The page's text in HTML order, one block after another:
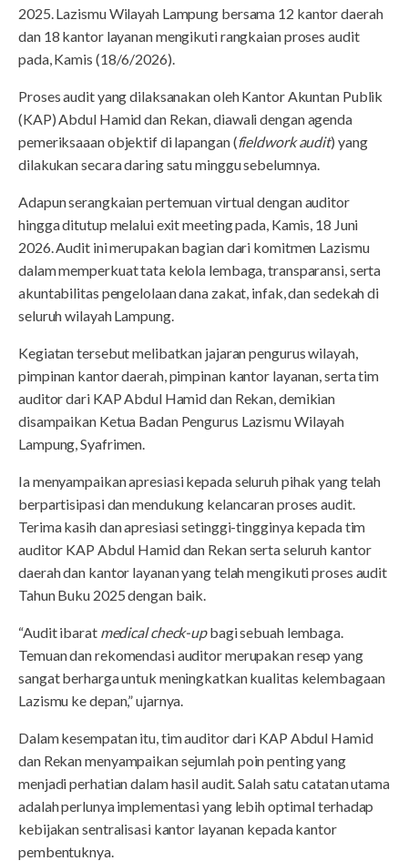
2025. Lazismu Wilayah Lampung bersama 12 kantor daerah
dan 18 kantor layanan mengikuti rangkaian proses audit
pada, Kamis (18/6/2026).
Proses audit yang dilaksanakan oleh Kantor Akuntan Publik
(KAP) Abdul Hamid dan Rekan, diawali dengan agenda
pemeriksaaan objektif di lapangan (fieldwork audit) yang
dilakukan secara daring satu minggu sebelumnya.
Adapun serangkaian pertemuan virtual dengan auditor
hingga ditutup melalui exit meeting pada, Kamis, 18 Juni
2026. Audit ini merupakan bagian dari komitmen Lazismu
dalam memperkuat tata kelola lembaga, transparansi, serta
akuntabilitas pengelolaan dana zakat, infak, dan sedekah di
seluruh wilayah Lampung.
Kegiatan tersebut melibatkan jajaran pengurus wilayah,
pimpinan kantor daerah, pimpinan kantor layanan, serta tim
auditor dari KAP Abdul Hamid dan Rekan, demikian
disampaikan Ketua Badan Pengurus Lazismu Wilayah
Lampung, Syafrimen.
Ia menyampaikan apresiasi kepada seluruh pihak yang telah
berpartisipasi dan mendukung kelancaran proses audit.
Terima kasih dan apresiasi setinggi-tingginya kepada tim
auditor KAP Abdul Hamid dan Rekan serta seluruh kantor
daerah dan kantor layanan yang telah mengikuti proses audit
Tahun Buku 2025 dengan baik.
“Audit ibarat medical check-upbagi sebuah lembaga.
Temuan dan rekomendasi auditor merupakan resep yang
sangat berharga untuk meningkatkan kualitas kelembagaan
Lazismu ke depan,” ujarnya.
Dalam kesempatan itu, tim auditor dari KAP Abdul Hamid
dan Rekan menyampaikan sejumlah poin penting yang
menjadi perhatian dalam hasil audit. Salah satu catatan utama
adalah perlunya implementasi yang lebih optimal terhadap
kebijakan sentralisasi kantor layanan kepada kantor
pembentuknya.